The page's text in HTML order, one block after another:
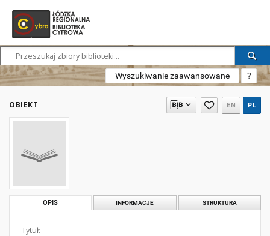
Wyszukiwanie zaawansowane ?
OBIEKT EN PL
OPIS INFORMACJE STRUKTURA
Tytuł: